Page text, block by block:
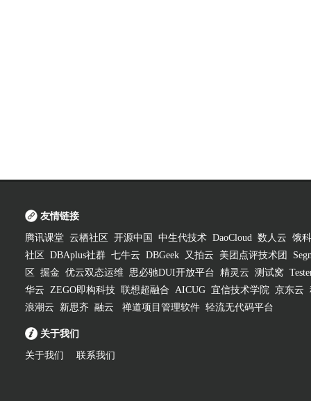
友情链接
腾讯课堂 云栖社区 开源中国 中生代技术 DaoCloud 数人云 饿
社区
DBAplus社群 七牛云 DBGeek 又拍云 美团点评技术团
区
掘金 优云双态运维 思必驰DUI开放平台 精灵云 测试窝
华云 ZEGO即构科技 联想超融合 AICUG 宜信技术学院 京东云
浪潮云
新思齐 融云 禅道项目管理软件 轻流无代码平台
关于我们
关于我们 联系我们